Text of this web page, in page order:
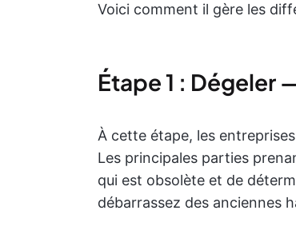
Voici comment il gère les
Étape 1 : Dégeler
À cette étape, les
Les principales parties
qui est obsolète et de
débarrassez des anciennes